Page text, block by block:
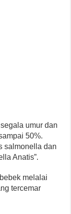
umur dan
50%.
salmonella dan
Anatis”.
melalai
tercemar